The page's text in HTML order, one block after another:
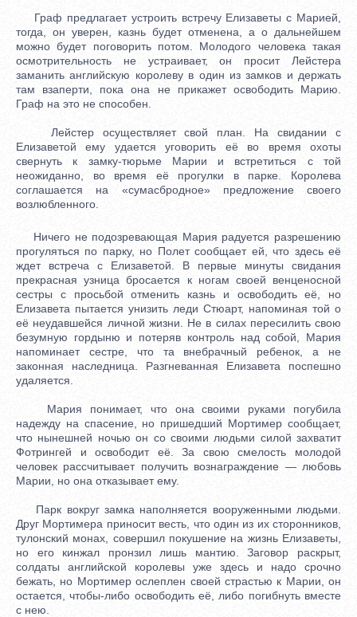
Граф предлагает устроить встречу Елизаветы с Марией,
тогда, он уверен, казнь будет отменена, а о дальнейшем
можно будет поговорить потом. Молодого человека такая
осмотрительность не устраивает, он просит Лейстера
заманить английскую королеву в один из замков и держать
там взаперти, пока она не прикажет освободить Марию.
Граф на это не способен.
Лейстер осуществляет свой план. На свидании с
Елизаветой ему удается уговорить её во время охоты
свернуть к замку-тюрьме Марии и встретиться с той
неожиданно, во время её прогулки в парке. Королева
соглашается на «сумасбродное» предложение своего
возлюбленного.
Ничего не подозревающая Мария радуется разрешению
прогуляться по парку, но Полет сообщает ей, что здесь её
ждет встреча с Елизаветой. В первые минуты свидания
прекрасная узница бросается к ногам своей венценосной
сестры с просьбой отменить казнь и освободить её, но
Елизавета пытается унизить леди Стюарт, напоминая той о
её неудавшейся личной жизни. Не в силах пересилить свою
безумную гордыню и потеряв контроль над собой, Мария
напоминает сестре, что та внебрачный ребенок, а не
законная наследница. Разгневанная Елизавета поспешно
удаляется.
Мария понимает, что она своими руками погубила
надежду на спасение, но пришедший Мортимер сообщает,
что нынешней ночью он со своими людьми силой захватит
Фотрингей и освободит её. За свою смелость молодой
человек рассчитывает получить вознаграждение — любовь
Марии, но она отказывает ему.
Парк вокруг замка наполняется вооруженными людьми.
Друг Мортимера приносит весть, что один из их сторонников,
тулонский монах, совершил покушение на жизнь Елизаветы,
но его кинжал пронзил лишь мантию. Заговор раскрыт,
солдаты английской королевы уже здесь и надо срочно
бежать, но Мортимер ослеплен своей страстью к Марии, он
остается, чтобы-либо освободить её, либо погибнуть вместе
с нею.